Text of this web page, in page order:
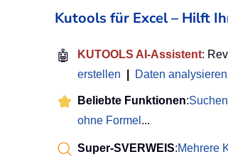
Kutools für Excel – Hilft
🤖 KUTOOLS AI-Assistent:
erstellen
Daten
Beliebte Funktionen:
ohne Formel ...
Super-SVERWEIS:Mehrere